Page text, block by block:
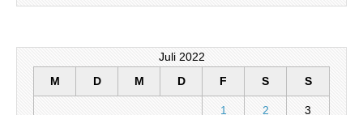
Juli 2022
M
D M D F S S
1 2 3